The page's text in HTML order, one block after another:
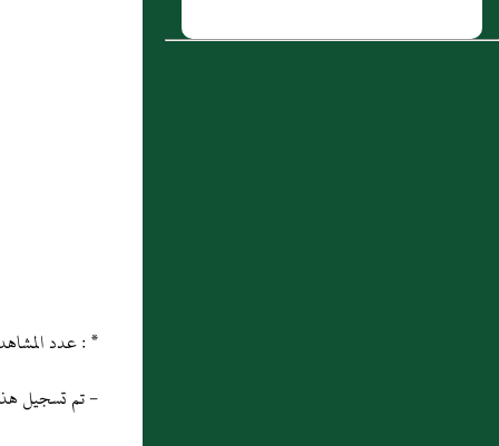
* : عدد المشاهدات و التنزيل منذ 07/11/
- تم تسجيل هذه